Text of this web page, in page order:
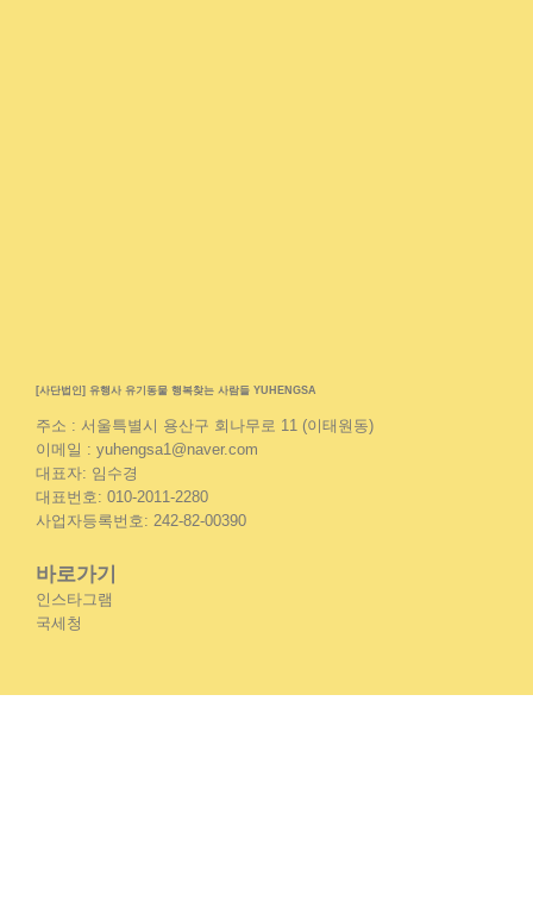
[사단법인] 유행사 유기동물 행복찾는 사람들 YUHENGSA
주소 : 서울특별시 용산구 회나무로 11 (이태원동)
이메일 : yuhengsa1@naver.com
대표자: 임수경
대표번호: 010-2011-2280
사업자등록번호: 242-82-00390
바로가기
인스타그램
국세청